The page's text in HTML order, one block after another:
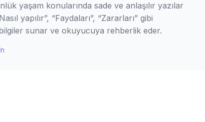
yaşam konularında sade ve anlaşılır yazılar
yapılır”, “Faydaları”, “Zararları” gibi
sunar ve okuyucuya rehberlik eder.